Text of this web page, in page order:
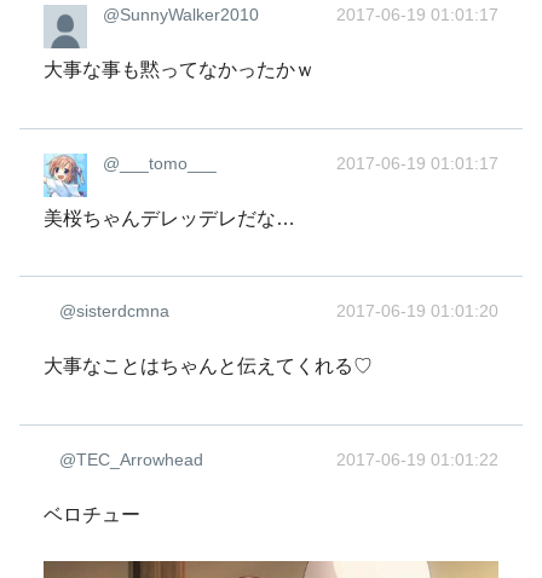
@SunnyWalker2010 2017-06-19 01:01:17
大事な事も黙ってなかったかｗ
@___tomo___ 2017-06-19 01:01:17
美桜ちゃんデレッデレだな…
@sisterdcmna 2017-06-19 01:01:20
大事なことはちゃんと伝えてくれる♡
@TEC_Arrowhead 2017-06-19 01:01:22
ベロチュー